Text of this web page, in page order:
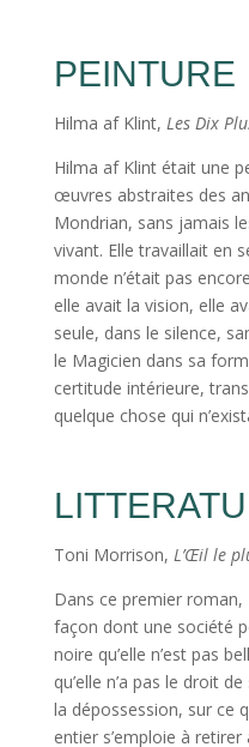
PEINTURE
Hilma af Klint, Les Dix
Hilma af Klint était une
œuvres abstraites des
Mondrian, sans jamais
vivant. Elle travaillait en
monde n’était pas
elle avait la vision, elle
seule, dans le silence,
le Magicien dans sa
certitude intérieure,
quelque chose qui
Toni Morrison, L’Œil le
Dans ce premier
façon dont une société
noire qu’elle n’est pas
qu’elle n’a pas le droit
la dépossession, sur ce
entier s’emploie à retirer